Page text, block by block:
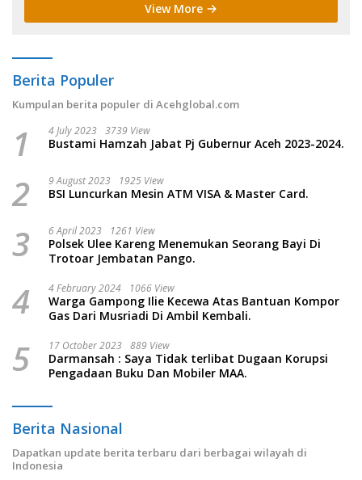
View More
Berita Populer
Kumpulan berita populer di Acehglobal.com
1 4 July 2023 3739 View
Bustami Hamzah Jabat Pj Gubernur Aceh 2023-2024.
2 9 August 2023 1925 View
BSI Luncurkan Mesin ATM VISA & Master Card.
3 6 April 2023 1261 View
Polsek Ulee Kareng Menemukan Seorang Bayi Di
Trotoar Jembatan Pango.
4 4 February 2024 1066 View
Warga Gampong Ilie Kecewa Atas Bantuan Kompor
Gas Dari Musriadi Di Ambil Kembali.
5 17 October 2023 889 View
Darmansah : Saya Tidak terlibat Dugaan Korupsi
Pengadaan Buku Dan Mobiler MAA.
Berita Nasional
Dapatkan update berita terbaru dari berbagai wilayah di
Indonesia